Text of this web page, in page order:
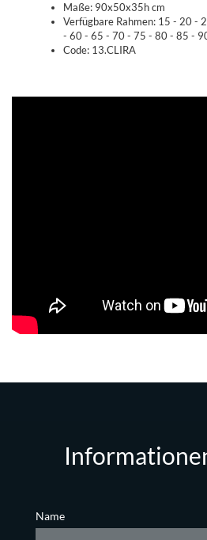
Maße: 90x50x35h cm
Verfügbare Rahmen: 15 - 20 -
- 60 - 65 - 70 - 75 - 80 - 85 -
Code: 13.CLIRA
Name